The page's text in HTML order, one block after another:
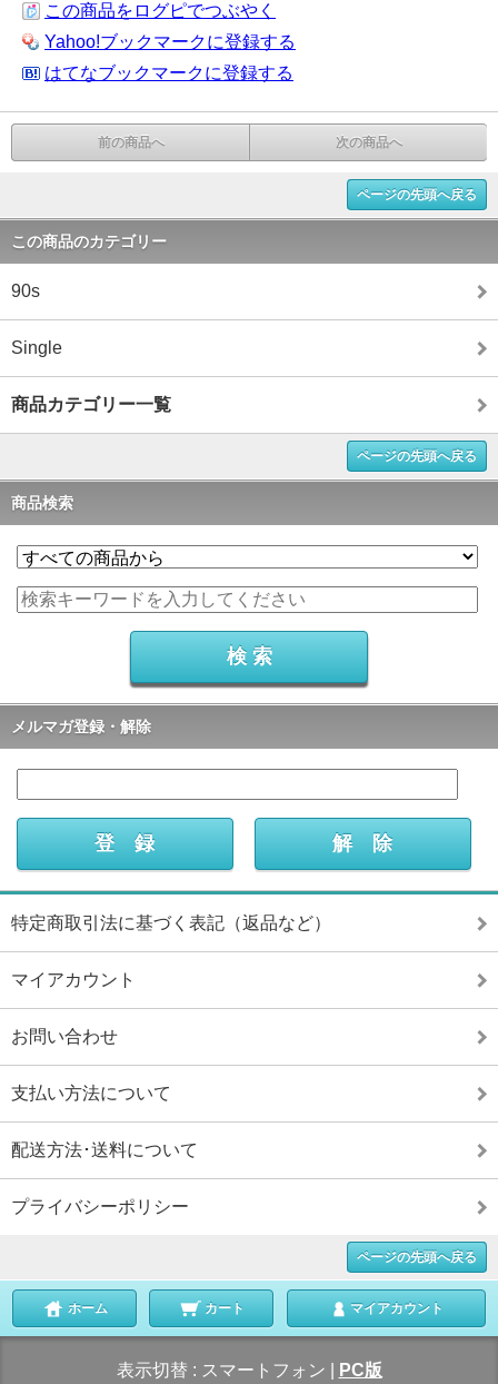
この商品をログピでつぶやく
Yahoo!ブックマークに登録する
はてなブックマークに登録する
前の商品へ 次の商品へ
ページの先頭へ戻る
この商品のカテゴリー
90s
Single
商品カテゴリー一覧
ページの先頭へ戻る
商品検索
メルマガ登録・解除
特定商取引法に基づく表記（返品など）
マイアカウント
お問い合わせ
支払い方法について
配送方法･送料について
プライバシーポリシー
ページの先頭へ戻る
ホーム カート マイアカウント
表示切替 : スマートフォン PC版